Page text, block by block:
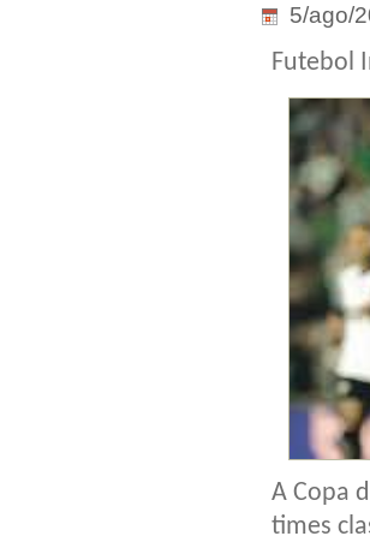
5/ago/
Futebol
A Copa
times